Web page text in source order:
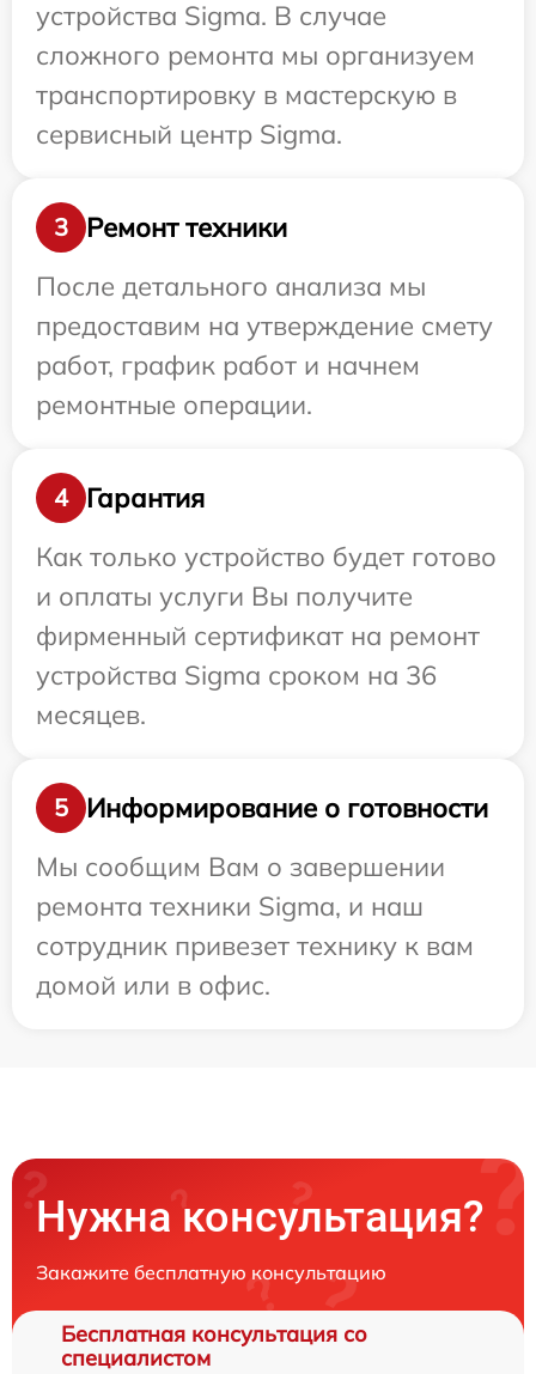
устройства Sigma. В случае
сложного ремонта мы организуем
транспортировку в мастерскую в
сервисный центр Sigma.
3
Ремонт техники
После детального анализа мы
предоставим на утверждение смету
работ, график работ и начнем
ремонтные операции.
4
Гарантия
Как только устройство будет готово
и оплаты услуги Вы получите
фирменный сертификат на ремонт
устройства Sigma сроком на 36
месяцев.
5
Информирование о готовности
Мы сообщим Вам о завершении
ремонта техники Sigma, и наш
сотрудник привезет технику к вам
домой или в офис.
Нужна консультация?
Закажите бесплатную консультацию
Бесплатная консультация со
специалистом